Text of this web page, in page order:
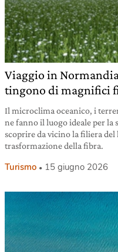
Viaggio in
tingono di magnifici
Il microclima oceanico, i
ne fanno il luogo ideale per
scoprire da vicino la filiera
trasformazione della fibra.
Turismo 15 giugno 2026